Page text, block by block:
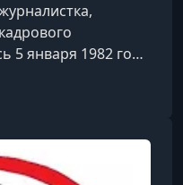
5 января 1982 года
как один из
хоррора,